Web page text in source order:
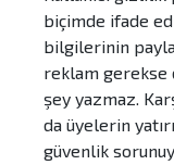
biçimde ifade
bilgilerinin
reklam gerekse
şey yazmaz.
da üyelerin
güvenlik